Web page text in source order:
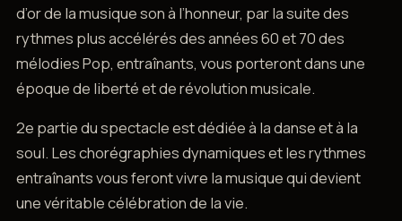
d’or de la musique son à l’honneur, par la suite des
rythmes plus accélérés des années 60 et 70 des
mélodies Pop, entraînants, vous porteront dans une
époque de liberté et de révolution musicale.
2e partie du spectacle est dédiée à la danse et à la
soul. Les chorégraphies dynamiques et les rythmes
entraînants vous feront vivre la musique qui devient
une véritable célébration de la vie.